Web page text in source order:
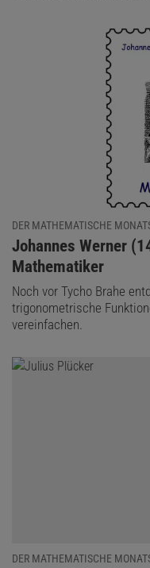
DER MATHEMATISCHE
:
Johannes Werner
Mathematiker
Noch vor Tycho Brahe
trigonometrische
vereinfachen.
DER MATHEMATISCHE